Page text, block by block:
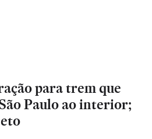
para trem que
Paulo ao interior;